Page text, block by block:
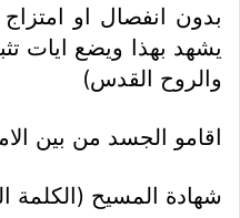
بدون انفصال او امتزاج
يشهد بهذا ويضع ايات
والروح القدس)
اقامو الجسد من بين
شهادة المسيح (الكلمة